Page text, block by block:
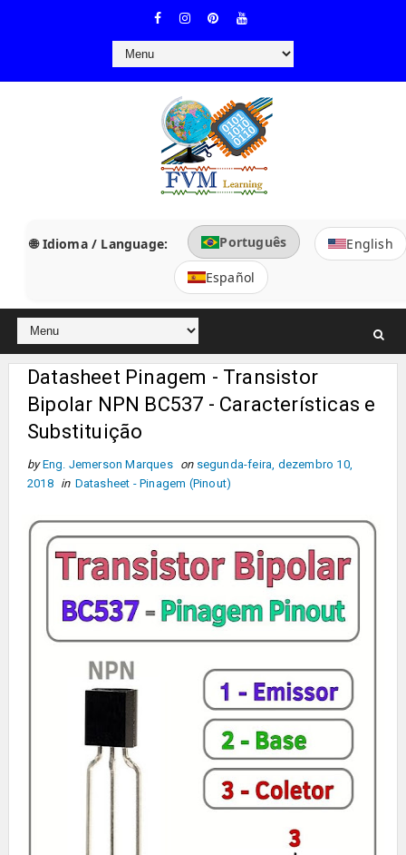
🌐 Idioma / Language: Português
English
Español
Datasheet Pinagem - Transistor
Bipolar NPN BC537 - Características e
Substituição
by Eng. Jemerson Marques on segunda-feira, dezembro 10,
2018
in Datasheet - Pinagem (Pinout)